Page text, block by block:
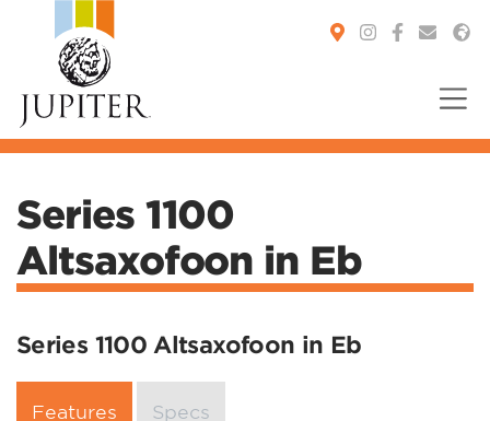
Series 1100
Altsaxofoon in Eb
Series 1100 Altsaxofoon in Eb
Features Specs